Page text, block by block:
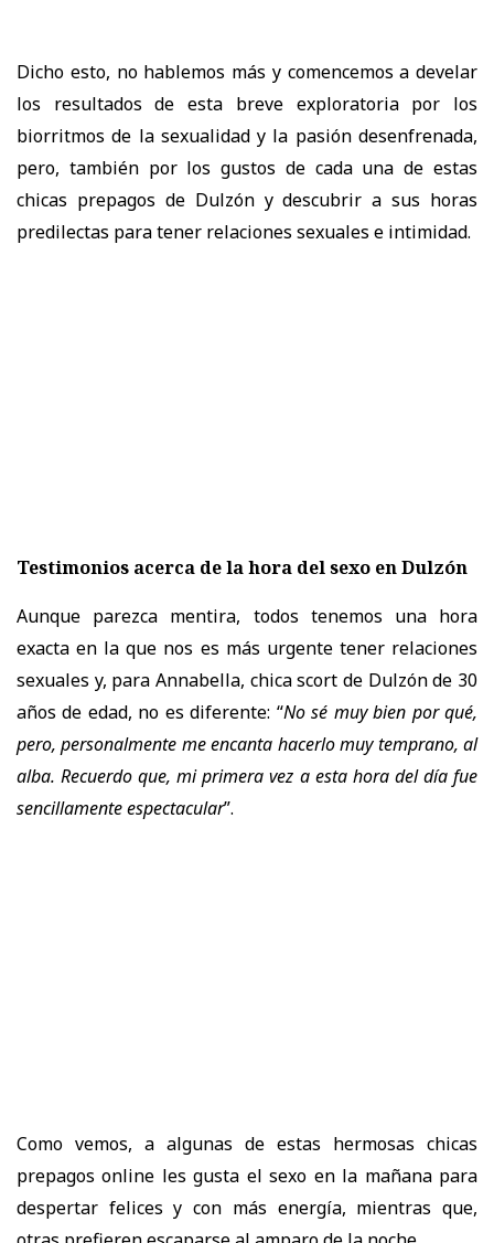
Dicho esto, no hablemos más y comencemos a develar
los resultados de esta breve exploratoria por los
biorritmos de la sexualidad y la pasión desenfrenada,
pero, también por los gustos de cada una de estas
chicas prepagos de Dulzóny descubrir a sus horas
predilectas para tener relaciones sexuales e intimidad.
Testimonios acerca de la hora del sexo en Dulzón
Aunque parezca mentira, todos tenemos una hora
exacta en la que nos es más urgente tener relaciones
sexuales y, para Annabella, chicascort de Dulzónde 30
años de edad, no es diferente: “No sé muy bien por qué,
pero, personalmente me encanta hacerlo muy temprano, al
alba. Recuerdo que, mi primera vez a esta hora del día fue
sencillamente espectacular”.
Como vemos, a algunas de estas hermosas chicas
prepagos online les gusta el sexo en la mañana para
despertar felices y con más energía, mientras que,